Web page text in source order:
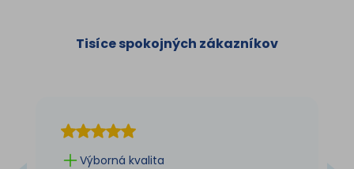
Tisíce spokojných zákazníkov
Výborná kvalita